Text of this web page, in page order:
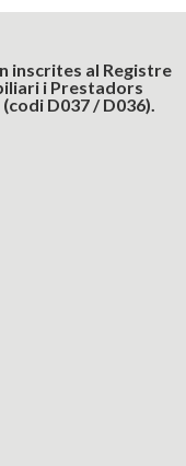
inscrites al Registre
i Prestadors
D037 / D036).